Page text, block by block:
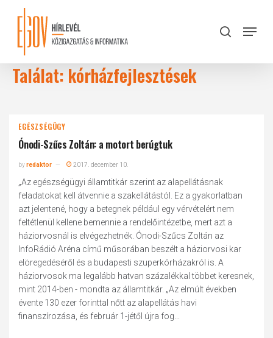
content
search
Menu
Találat: kórházfejlesztések
EGÉSZSÉGÜGY
Ónodi-Szűcs Zoltán: a motort berúgtuk
byredaktor 2017. december 10.
„Az egészségügyi államtitkár szerint az alapellátásnak
feladatokat kell átvennie a szakellátástól. Ez a gyakorlatban
azt jelentené, hogy a betegnek például egy vérvételért nem
feltétlenül kellene bemennie a rendelőintézetbe, mert azt a
háziorvosnál is elvégezhetnék. Ónodi-Szűcs Zoltán az
InfoRádió Aréna című műsorában beszélt a háziorvosi kar
elöregedéséről és a budapesti szuperkórházakról is. A
háziorvosok ma legalább hatvan százalékkal többet keresnek,
mint 2014-ben - mondta az államtitkár. „Az elmúlt években
évente 130 ezer forinttal nőtt az alapellátás havi
finanszírozása, és február 1-jétől újra fog...
Close